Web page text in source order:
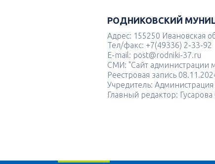
РОДНИКОВСКИЙ
Адрес: 155250 Ивановская
Тел/факс: +7(49336) 2-33-92
E-mail: post@rodniki-37.ru
СМИ: "Сайт администрации
Реестровая запись
Учредитель:
Главный редактор: